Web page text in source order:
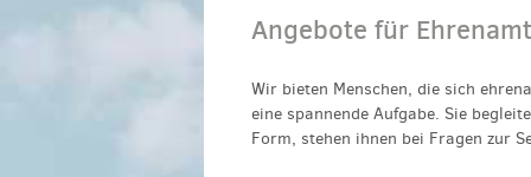
Angebote für
Wir bieten Menschen, die sich
eine spannende Aufgabe. Sie
Form, stehen ihnen bei Fragen zur